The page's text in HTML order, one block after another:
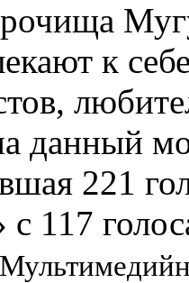
к
данный
221
117